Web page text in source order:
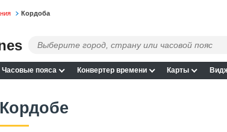
Кордоба
Часовые пояса Конвертер времени Карты